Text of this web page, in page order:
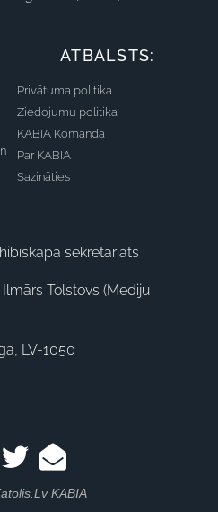
ATBALSTS:
Privātuma politika
Ziedojumu politika
KABIA Komanda
Par KABIA
Sazināties
sekretariāts
Ilmārs Tolstovs (Mediju
LV-1050
KABIA